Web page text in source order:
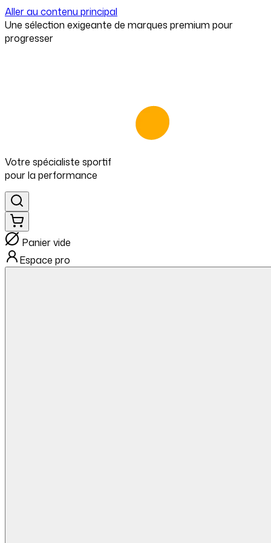
Aller au contenu principal
⁠Une sélection exigeante de marques premium pour
progresser
Votre spécialiste sportif
pourla performance
Panier vide
Espace pro